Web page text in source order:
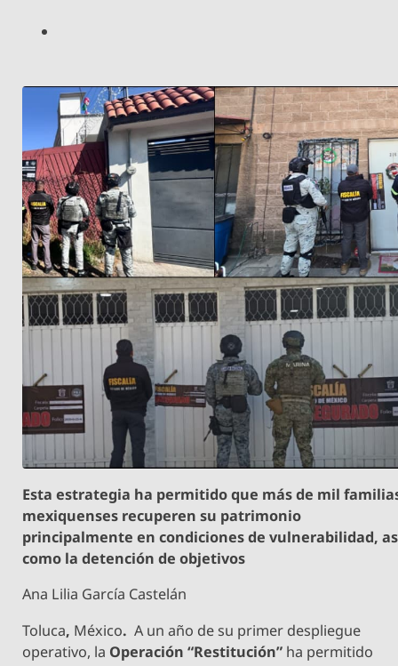
Esta estrategia ha permitido que más de mil
mexiquenses recuperen su patrimonio
principalmente en condiciones de vulnerabilidad,
como la detención de objetivos
Ana Lilia García Castelán
Toluca, México.A un año de su primer despliegue
operativo, la Operación “Restitución” ha permitido